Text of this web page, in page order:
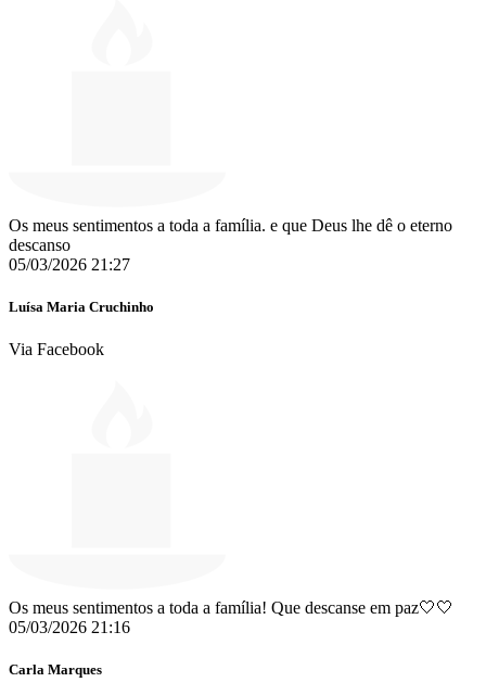
Os meus sentimentos a toda a família. e que Deus lhe dê o eterno
descanso
05/03/2026 21:27
Luísa Maria Cruchinho
Via Facebook
Os meus sentimentos a toda a família! Que descanse em paz🤍🤍
05/03/2026 21:16
Carla Marques